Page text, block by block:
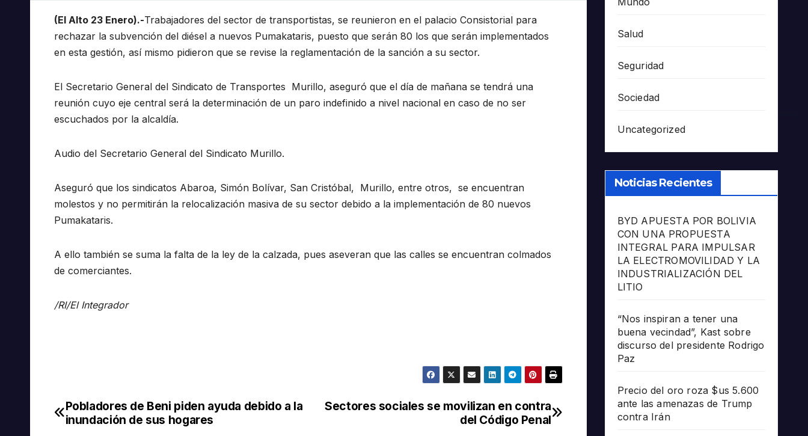
(El Alto 23 Enero).-Trabajadores del sector de transportistas, se reunieron en el palacio Consistorial para
rechazar la subvención del diésel a nuevos Pumakataris, puesto que serán 80 los que serán implementados
en esta gestión, así mismo pidieron que se revise la reglamentación de la sanción a su sector.
El Secretario General del Sindicato de Transportes Murillo, aseguró que el día de mañana se tendrá una
reunión cuyo eje central será la determinación de un paro indefinido a nivel nacional en caso de no ser
escuchados por la alcaldía.
Audio del Secretario General del Sindicato Murillo.
Aseguró que los sindicatos Abaroa, Simón Bolívar, San Cristóbal, Murillo, entre otros, se encuentran
molestos y no permitirán la relocalización masiva de su sector debido a la implementación de 80 nuevos
Pumakataris.
A ello también se suma la falta de la ley de la calzada, pues aseveran que las calles se encuentran colmados
de comerciantes.
/RI/El Integrador
Navegación
Sectores sociales se movilizan en contra
del Código Penal
Pobladores de Beni piden ayuda debido a la
inundación de sus hogares
Salud
Seguridad
Sociedad
Uncategorized
Noticias Recientes
BYD APUESTA POR BOLIVIA
CON UNA PROPUESTA
INTEGRAL PARA IMPULSAR
LA ELECTROMOVILIDAD Y LA
INDUSTRIALIZACIÓN DEL
LITIO
“Nos inspiran a tener una
buena vecindad”, Kast sobre
discurso del presidente Rodrigo
Paz
Precio del oro roza $us 5.600
ante las amenazas de Trump
contra Irán